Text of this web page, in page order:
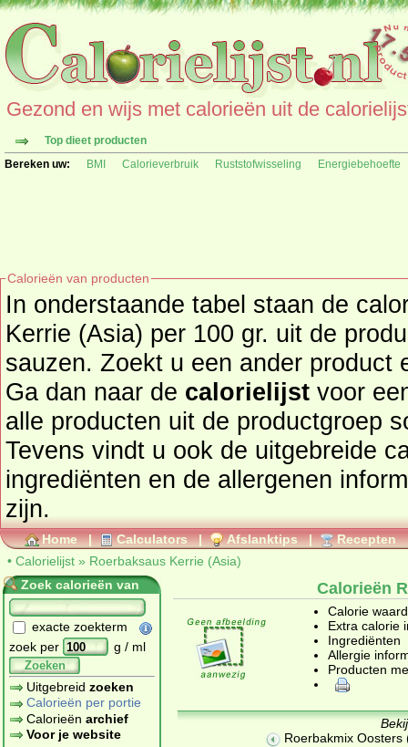
Gezond en wijs met calorieën uit de
Top dieet producten
Bereken uw:
BMI Calorieverbruik Ruststofwisseling Energiebehoefte
Calorieën van producten
In onderstaande tabel staan de
Kerrie (Asia) per 100 gr. uit de
sauzen. Zoekt u een ander product en de calorieën daarvan?
Ga dan naar de calorielijst voor een
alle producten uit de productgroep
Tevens vindt u ook de uitgebreide
ingrediënten en de allergenen
zijn.
Home | Calculators | Afslanktips | Recepten
• Calorielijst » Roerbaksaus Kerrie (Asia)
Zoek calorieën van
exacte zoekterm
zoek per
g / ml
Zoeken
Uitgebreid zoeken
Calorieën per portie
Calorieën archief
Voor je website
Calorieën
Calorie
Extra calorie
Ingrediënten
Allergie
Producten
Roerbakmix Oosters